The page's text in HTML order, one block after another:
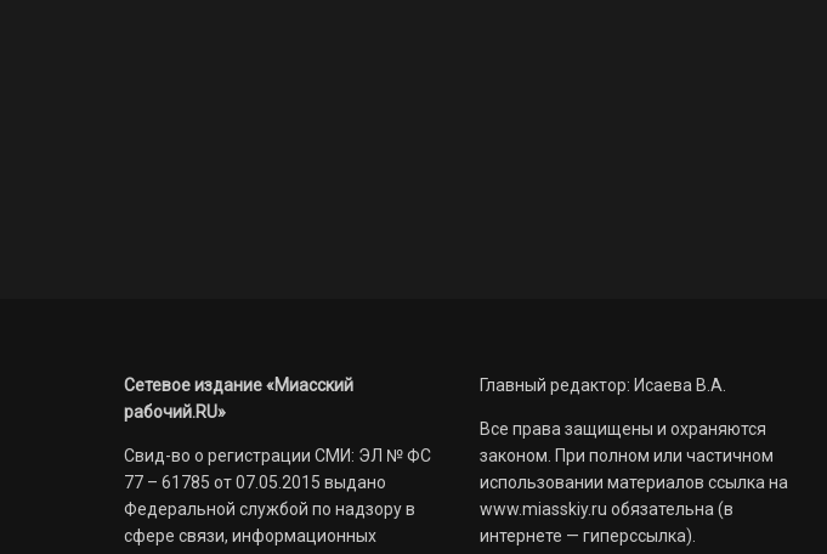
Сетевое издание «Миасский
рабочий.RU»
Свид-во о регистрации СМИ: ЭЛ № ФС
77 – 61785 от 07.05.2015 выдано
Федеральной службой по надзору в
сфере связи, информационных
Главный редактор: Исаева В.А.
Все права защищены и охраняются
законом. При полном или частичном
использовании материалов ссылка на
www.miasskiy.ru обязательна (в
интернете — гиперссылка).